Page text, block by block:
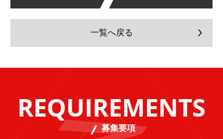
一覧へ戻る
REQUIREMENTS
募集要項